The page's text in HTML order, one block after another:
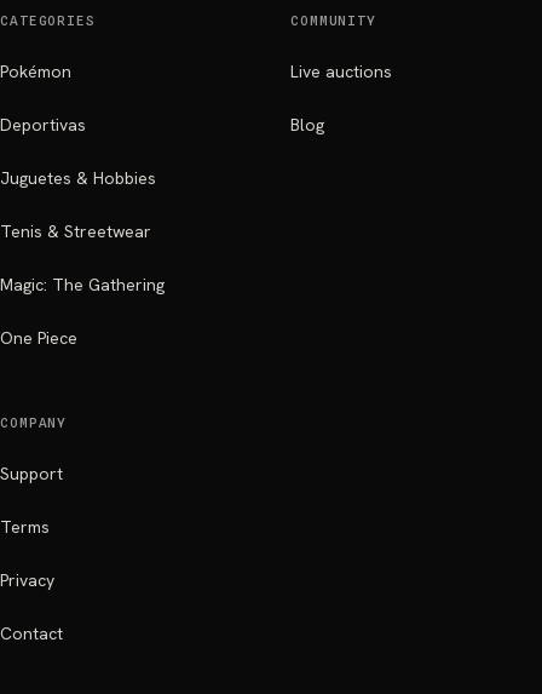
CATEGORIES
Pokémon
Deportivas
Juguetes & Hobbies
Tenis & Streetwear
Magic: The Gathering
One Piece
COMMUNITY
Live auctions
Blog
COMPANY
Support
Terms
Privacy
Contact